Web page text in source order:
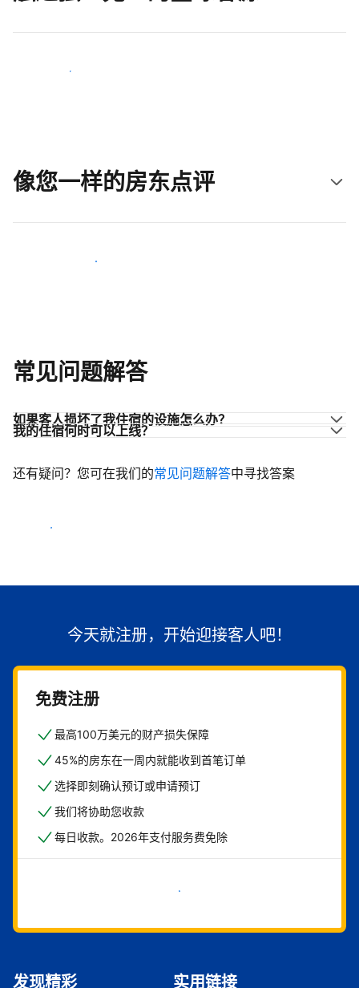
立即触达新客人
像您一样的房东点评
加入和您类似的房东行类
常见问题解答
如果客人损坏了我住宿的设施怎么办？
我的住宿何时可以上线？
还有疑问？您可在我们的常见问题解答中寻找答案
开始迎客
今天就注册，开始迎接客人吧！
免费注册
最高100万美元的财产损失保障
45%的房东在一周内就能收到首笔订单
选择即刻确认预订或申请预订
我们将协助您收款
每日收款。2026年支付服务费免除
立即开始
发现精彩 实用链接